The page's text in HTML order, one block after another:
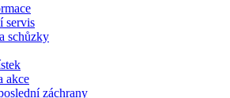
servis
schůzky
akce
záchrany